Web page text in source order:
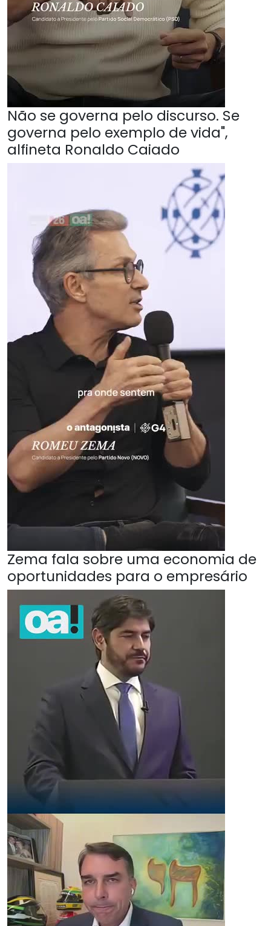
Não se governa pelo discurso. Se
governa pelo exemplo de vida",
alfineta Ronaldo Caiado
Zema fala sobre uma economia de
oportunidades para o empresário